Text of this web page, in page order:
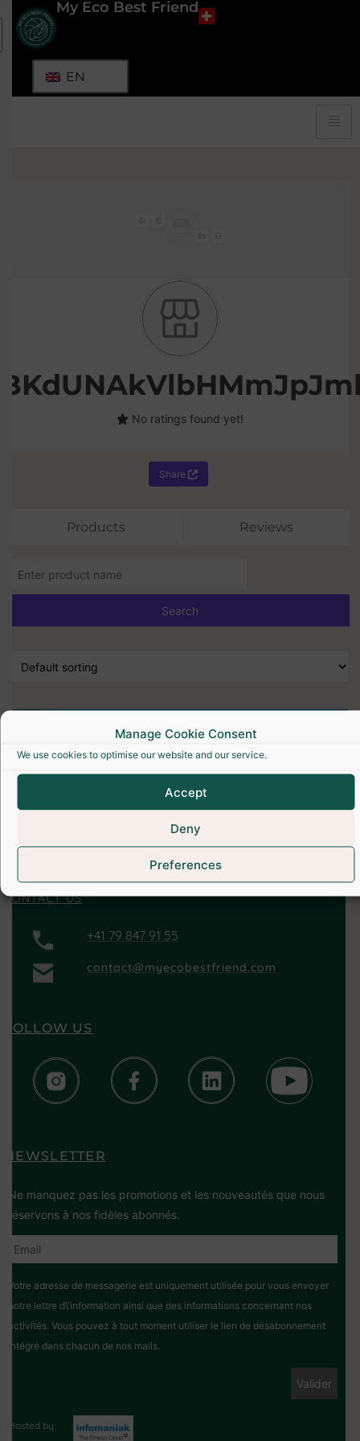
Manage Cookie Consent
We use cookies to optimise our website and our service.
Accept
Deny
Preferences
My Eco Best Friend
EN
No ratings found yet!
Share
Products Reviews
No products were found of this vendor!
CONTACT US
+41 79 847 91 55
contact@myecobestfriend.com
FOLLOW US
NEWSLETTER
Ne manquez pas les promotions et les nouveautés que nous
réservons à nos fidèles abonnés.
Votre adresse de messagerie est uniquement utilisée pour vous envoyer
notre lettre d\'information ainsi que des informations concernant nos
activités. Vous pouvez à tout moment utiliser le lien de désabonnement
intégré dans chacun de nos mails.
Hosted by